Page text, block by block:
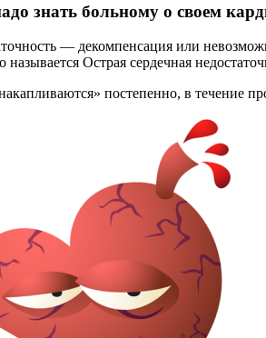
знать больному о своем
— декомпенсация или
называется Острая сердечная
постепенно, в течение